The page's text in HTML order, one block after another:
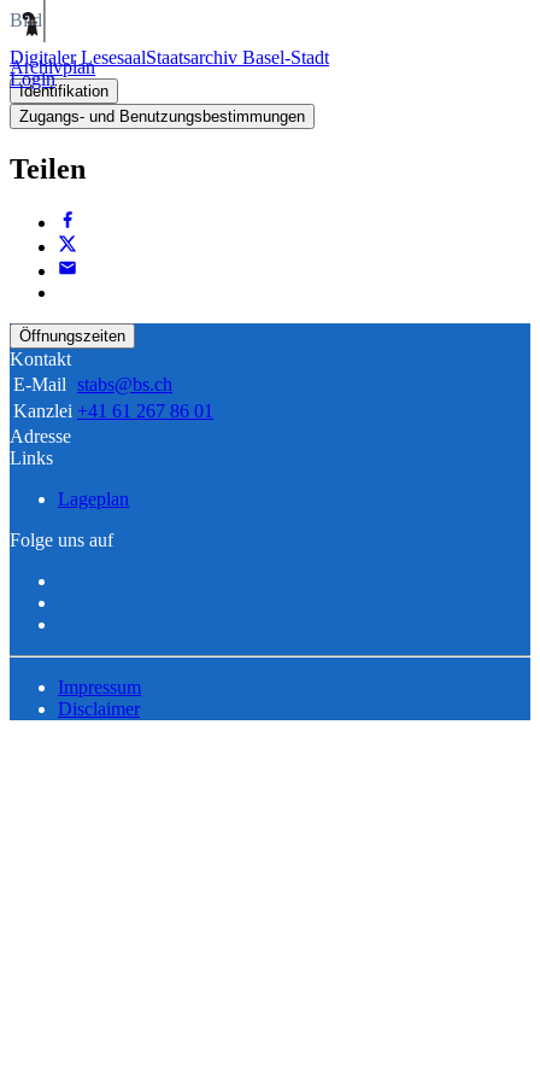
Digitaler LesesaalStaatsarchiv Basel-Stadt
Login
Bild
Archivplan
Identifikation
Zugangs- und Benutzungsbestimmungen
Teilen
Öffnungszeiten
Kontakt
E-Mail stabs@bs.ch
Kanzlei +41 61 267 86 01
Adresse
Links
Lageplan
Folge uns auf
Impressum
Disclaimer